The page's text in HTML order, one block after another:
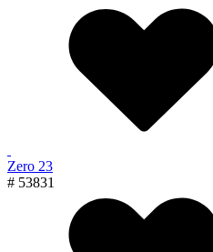
Zero 23
# 53831